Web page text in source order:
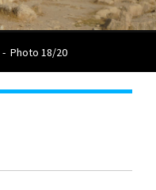
- Photo 18/20